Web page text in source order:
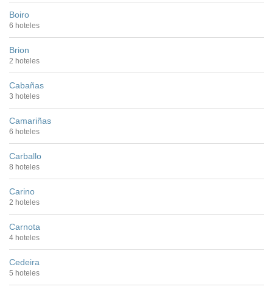
Boiro
6 hoteles
Brion
2 hoteles
Cabañas
3 hoteles
Camariñas
6 hoteles
Carballo
8 hoteles
Carino
2 hoteles
Carnota
4 hoteles
Cedeira
5 hoteles